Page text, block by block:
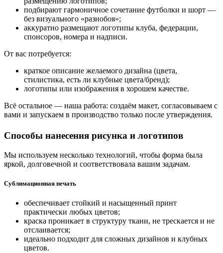
подбирают гармоничное сочетание футболки и шорт —
без визуального «разнобоя»;
аккуратно размещают логотипы клуба, федерации,
спонсоров, номера и надписи.
От вас потребуется:
краткое описание желаемого дизайна (цвета,
стилистика, есть ли клубные цвета/бренд);
логотипы или изображения в хорошем качестве.
Всё остальное — наша работа: создаём макет, согласовываем с
вами и запускаем в производство только после утверждения.
Способы нанесения рисунка и логотипов
Мы используем несколько технологий, чтобы форма была
яркой, долговечной и соответствовала вашим задачам.
Сублимационная печать
обеспечивает стойкий и насыщенный принт
практически любых цветов;
краска проникает в структуру ткани, не трескается и не
отслаивается;
идеально подходит для сложных дизайнов и клубных
цветов.